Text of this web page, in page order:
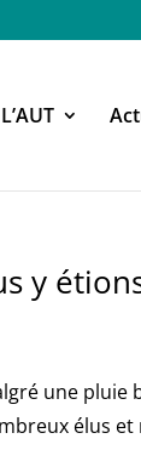
L’AUT
y
une pluie
élus et